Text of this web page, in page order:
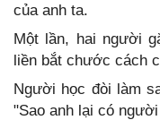
của anh ta.
Một lần, hai người
liền bắt chước cách
Người học đòi làm
"Sao anh lại có